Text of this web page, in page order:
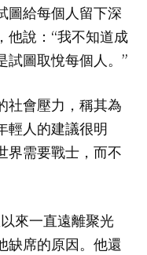
圖給每個人留下深
他說：“我不知道成
試圖取悅每個人。”
社會壓力，稱其為
輕人的建議很明
界需要戰士，而不
來一直遠離聚光
缺席的原因。他還